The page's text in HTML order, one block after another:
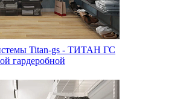
Titan-gs - ТИТАН ГС
гардеробной